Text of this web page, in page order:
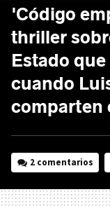
'Código
thriller
Estado
cuando
comparten
2 comentarios